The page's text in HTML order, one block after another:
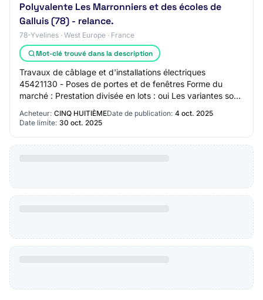
Polyvalente Les Marronniers et des écoles de
Galluis (78) - relance.
78-Yvelines · West Europe · France
Mot-clé trouvé dans la description
Travaux de câblage et d'installations électriques
45421130 - Poses de portes et de fenêtres Forme du
marché : Prestation divisée en lots : oui Les variantes sont
exigées :Oui Lot N° 1 - Menuiseries e…
Acheteur: CINQ HUITIÈMEDate de publication: 4 oct. 2025
Date limite: 30 oct. 2025